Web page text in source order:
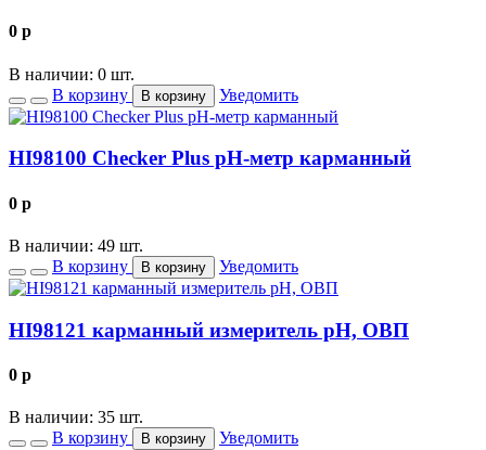
0 p
В наличии: 0 шт.
В корзину
В корзину Уведомить
HI98100 Checker Plus рН-метр карманный
0 p
В наличии: 49 шт.
В корзину
В корзину Уведомить
HI98121 карманный измеритель рН, ОВП
0 p
В наличии: 35 шт.
В корзину
В корзину Уведомить